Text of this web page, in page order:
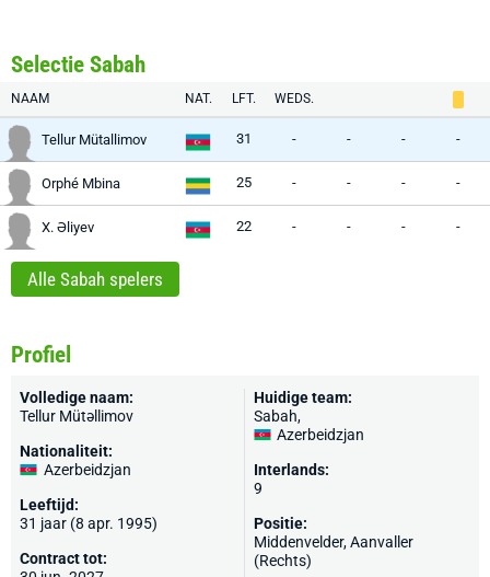
Selectie Sabah
NAAM NAT. LFT. WEDS.
Tellur Mütallimov 31 - - - -
Orphé Mbina 25 - - - -
X. Əliyev 22 - - - -
Alle Sabah spelers
Profiel
Volledige naam:
Tellur Mütəllimov
Nationaliteit:
Azerbeidzjan
Leeftijd:
31 jaar (8 apr. 1995)
Contract tot:
Huidige team:
Sabah,
Azerbeidzjan
Interlands:
9
Positie:
Middenvelder, Aanvaller
(Rechts)